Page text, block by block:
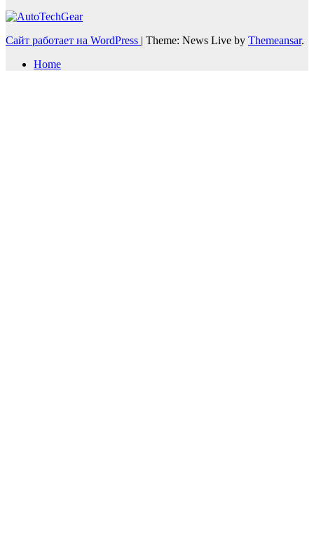
Сайт работает на WordPress | Theme: News Live by Themeansar.
Home